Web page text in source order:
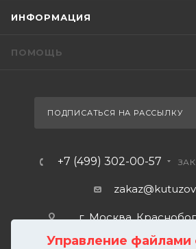
Управление файлами
ИНФОРМАЦИЯ
ПОМОЩЬ
ПОДПИСАТЬСЯ НА РАССЫЛКУ
+7 (499) 302-00-57
г. Москва,